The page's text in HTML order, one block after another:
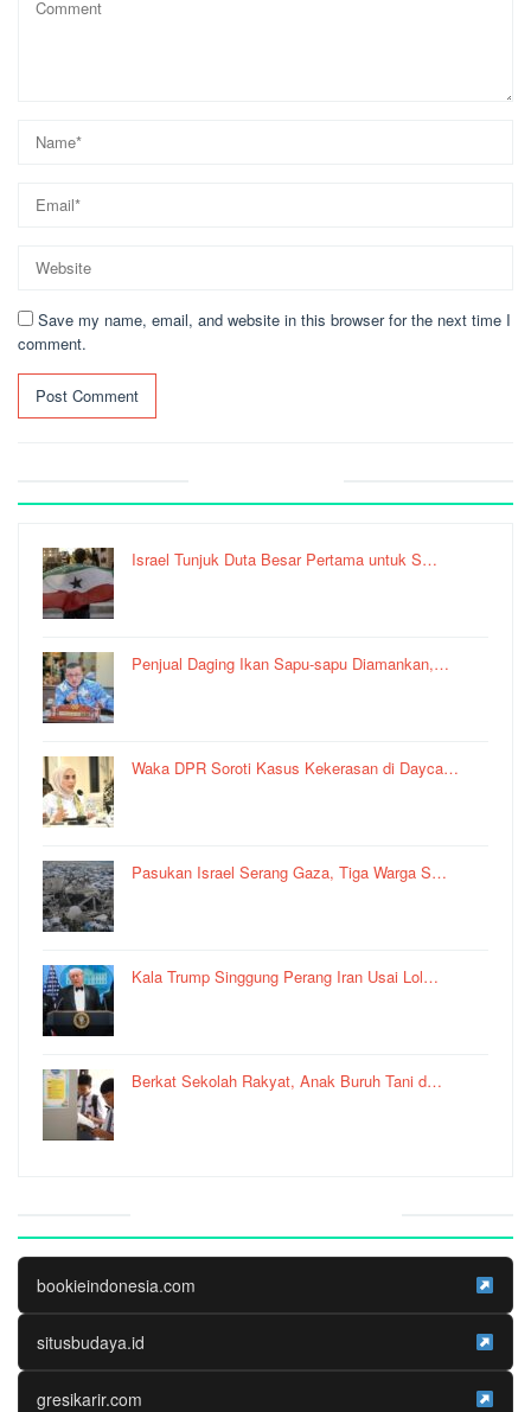
Save my name, email, and website in this browser for the next time I
comment.
Israel Tunjuk Duta Besar Pertama untuk S…
Penjual Daging Ikan Sapu-sapu Diamankan,…
Waka DPR Soroti Kasus Kekerasan di Dayca…
Pasukan Israel Serang Gaza, Tiga Warga S…
Kala Trump Singgung Perang Iran Usai Lol…
Berkat Sekolah Rakyat, Anak Buruh Tani d…
bookieindonesia.com
situsbudaya.id
gresikarir.com